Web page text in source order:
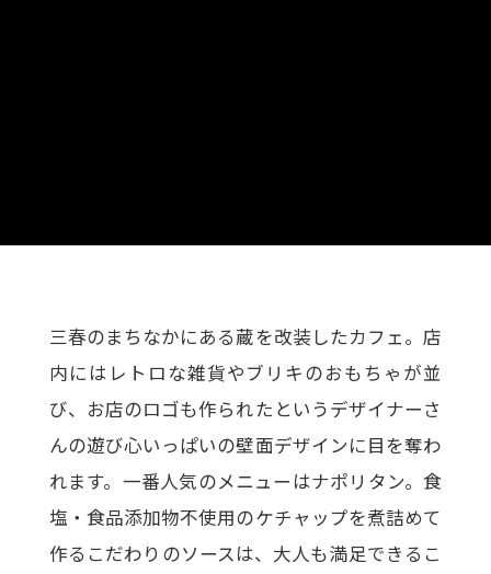
三春のまちなかにある蔵を改装したカフェ。店
内にはレトロな雑貨やブリキのおもちゃが並
び、お店のロゴも作られたというデザイナーさ
んの遊び心いっぱいの壁面デザインに目を奪わ
れます。一番人気のメニューはナポリタン。食
塩・食品添加物不使用のケチャップを煮詰めて
作るこだわりのソースは、大人も満足できるこ